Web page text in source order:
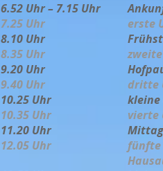
erste
dritte
kleine
vierte
6.52 Uhr – 7.15 Uhr
7.25 Uhr
8.10 Uhr
8.35 Uhr
9.20 Uhr
9.40 Uhr
10.25 Uhr
10.35 Uhr
11.20 Uhr
12.05 Uhr